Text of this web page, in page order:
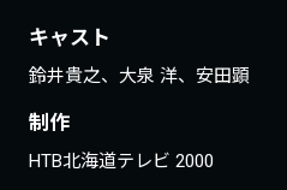
キャスト
鈴井貴之、大泉 洋、安田顕
制作
HTB北海道テレビ 2000